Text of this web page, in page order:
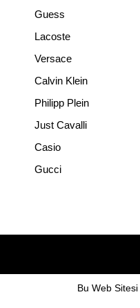
Guess
Lacoste
Versace
Calvin Klein
Philipp Plein
Just Cavalli
Casio
Gucci
BuWeb Sitesi